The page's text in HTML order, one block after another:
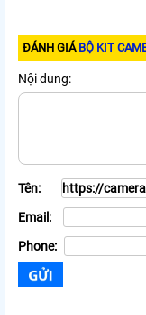
ĐÁNH GIÁ BỘ KIT
Nội dung:
Tên:
Email:
Phone: